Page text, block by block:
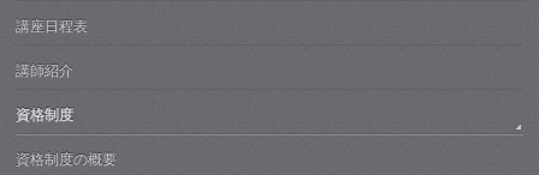
講座日程表
講師紹介
資格制度
資格制度の概要